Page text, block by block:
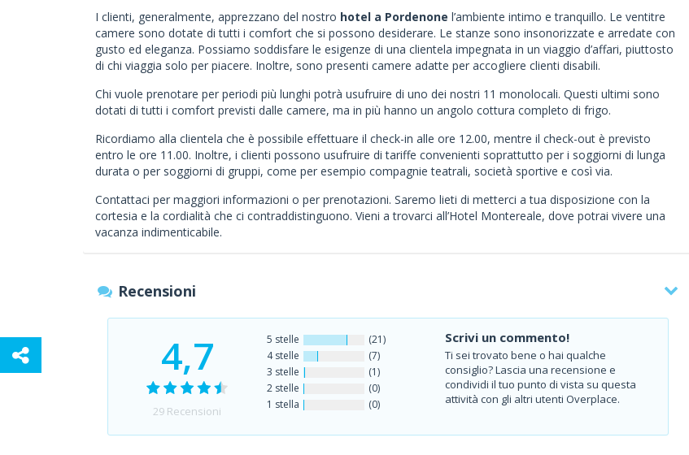
I clienti, generalmente, apprezzano del nostro hotel a Pordenone l’ambiente intimo e tranquillo. Le ventitre
camere sono dotate di tutti i comfort che si possono desiderare. Le stanze sono insonorizzate e arredate con
gusto ed eleganza. Possiamo soddisfare le esigenze di una clientela impegnata in un viaggio d’affari, piuttosto
di chi viaggia solo per piacere. Inoltre, sono presenti camere adatte per accogliere clienti disabili.
Chi vuole prenotare per periodi più lunghi potrà usufruire di uno dei nostri 11 monolocali. Questi ultimi sono
dotati di tutti i comfort previsti dalle camere, ma in più hanno un angolo cottura completo di frigo.
Ricordiamo alla clientela che è possibile effettuare il check-in alle ore 12.00, mentre il check-out è previsto
entro le ore 11.00. Inoltre, i clienti possono usufruire di tariffe convenienti soprattutto per i soggiorni di lunga
durata o per soggiorni di gruppi, come per esempio compagnie teatrali, società sportive e così via.
Contattaci per maggiori informazioni o per prenotazioni. Saremo lieti di metterci a tua disposizione con la
cortesia e la cordialità che ci contraddistinguono. Vieni a trovarci all’Hotel Montereale, dove potrai vivere una
vacanza indimenticabile.
Recensioni
4,7
29 Recensioni
5 stelle
(21)
4 stelle
(7)
3 stelle
(1)
2 stelle
(0)
1 stella
(0)
Scrivi un commento!
Ti sei trovato bene o hai qualche
consiglio? Lascia una recensione e
condividi il tuo punto di vista su questa
attività con gli altri utenti Overplace.